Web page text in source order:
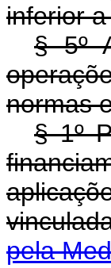
inferior
§ 5º
normas
§ 1º
pela